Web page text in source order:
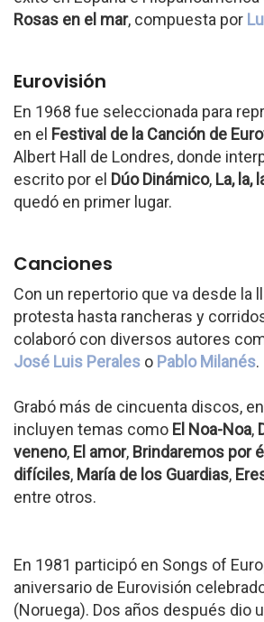
Rosas en el mar, compuesta por
Eurovisión
En 1968 fue seleccionada para
en el Festival de la Canción de
Albert Hall de Londres, donde
escrito por el Dúo Dinámico, La, la,
quedó en primer lugar.
Canciones
Con un repertorio que va desde la
protesta hasta rancheras y
colaboró con diversos autores
José Luis Perales o Pablo Milanés.
Grabó más de cincuenta discos,
incluyen temas como El Noa-Noa,
veneno, El amor, Brindaremos por él
difíciles, María de los Guardias,
entre otros.
En 1981 participó en Songs of
aniversario de Eurovisión
(Noruega). Dos años después dio